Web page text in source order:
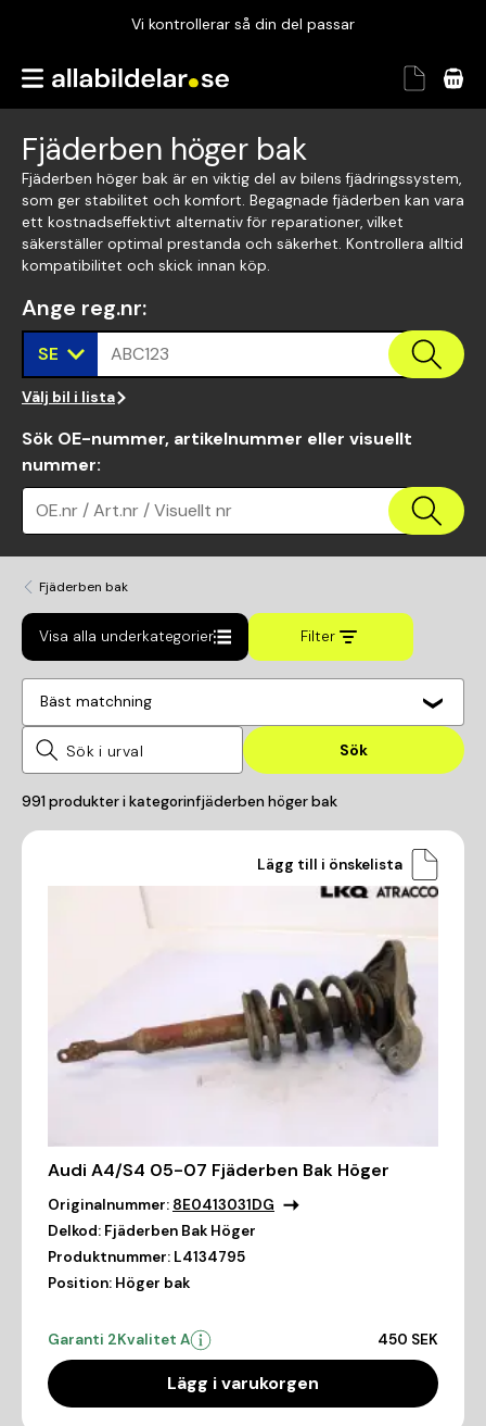
Vi kontrollerar så din del passar
Garanterad passform
Vi kontrollerar så din del passar
Fjäderben höger bak
Fjäderben höger bak är en viktig del av bilens fjädringssystem,
som ger stabilitet och komfort. Begagnade fjäderben kan vara
ett kostnadseffektivt alternativ för reparationer, vilket
säkerställer optimal prestanda och säkerhet. Kontrollera alltid
kompatibilitet och skick innan köp.
Ange reg.nr:
SE ABC123
Välj bil i lista
Sök OE-nummer, artikelnummer eller visuellt
nummer:
OE.nr / Art.nr / Visuellt nr
Fjäderben bak
Visa alla underkategorier Filter
Bäst matchning
Sök
991produkter i kategorinfjäderben höger bak
Lägg till i önskelista
Audi A4/S4 05-07 Fjäderben Bak Höger
Originalnummer: 8E0413031DG
Delkod: Fjäderben Bak Höger
Produktnummer: L4134795
Position: Höger bak
Garanti 2Kvalitet A 450 SEK
Lägg i varukorgen